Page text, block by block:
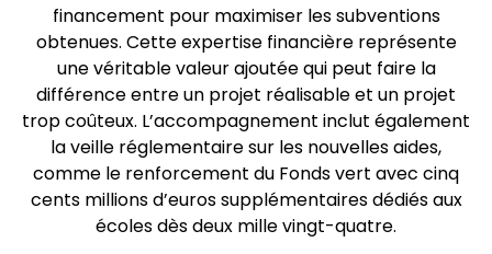
financement pour maximiser les subventions
obtenues. Cette expertise financière représente
une véritable valeur ajoutée qui peut faire la
différence entre un projet réalisable et un projet
trop coûteux. L’accompagnement inclut également
la veille réglementaire sur les nouvelles aides,
comme le renforcement du Fonds vert avec cinq
cents millions d’euros supplémentaires dédiés aux
écoles dès deux mille vingt-quatre.